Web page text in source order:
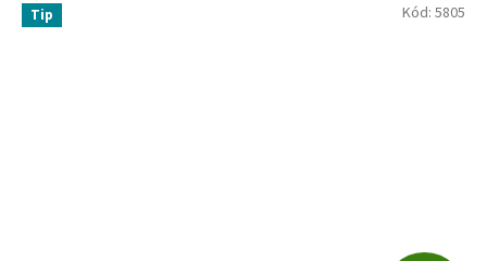
Tip Kód: 5805